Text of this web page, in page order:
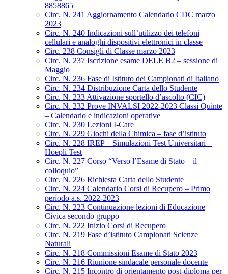
8858865
Circ. N. 241 Aggiornamento Calendario CDC marzo
2023
Circ. N. 240 Indicazioni sull’utilizzo dei telefoni
cellulari e analoghi dispositivi elettronici in classe
Circ. 238 Consigli di Classe marzo 2023
Circ. N. 237 Iscrizione esame DELE B2 – sessione di
Maggio
Circ. N. 236 Fase di Istituto dei Campionati di Italiano
Circ. N. 234 Distribuzione Carta dello Studente
Circ. N. 233 Attivazione sportello d’ascolto (CIC)
Circ. N. 232 Prove INVALSI 2022-2023 Classi Quinte
– Calendario e indicazioni operative
Circ. N. 230 Lezioni I-Care
Circ. N. 229 Giochi della Chimica – fase d’istituto
Circ. N. 228 IREP – Simulazioni Test Universitari –
Hoepli Test
Circ. N. 227 Corso “Verso l’Esame di Stato – il
colloquio”
Circ. N. 226 Richiesta Carta dello Studente
Circ. N. 224 Calendario Corsi di Recupero – Primo
periodo a.s. 2022-2023
Circ. N. 223 Continuazione lezioni di Educazione
Civica secondo gruppo
Circ. N. 222 Inizio Corsi di Recupero
Circ. N. 219 Fase d’istituto Campionati Scienze
Naturali
Circ. N. 218 Commissioni Esame di Stato 2023
Circ. N. 216 Riunione sindacale personale docente
Circ. N. 215 Incontro di orientamento post-diploma per